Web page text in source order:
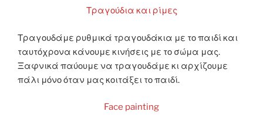
Τραγούδια και ρίμες
Τραγουδάμε ρυθμικά τραγουδάκια με το παιδί και
ταυτόχρονα κάνουμε κινήσεις με το σώμα μας.
Ξαφνικά παύουμε να τραγουδάμε κι αρχίζουμε
πάλι μόνο όταν μας κοιτάξει το παιδί.
Face painting